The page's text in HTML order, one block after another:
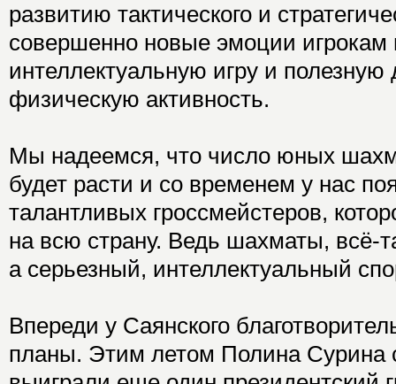
развитию тактического и
совершенно новые эмоции игрокам
интеллектуальную игру и полезную
физическую активность.
Мы надеемся, что число юных
будет расти и со временем у нас
талантливых гроссмейстеров,
на всю страну. Ведь шахматы, всё-
а серьезный, интеллектуальный
Впереди у Саянского
планы. Этим летом Полина Сурина